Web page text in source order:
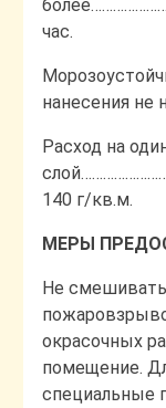
час.
нанесения не
Расход на
140 г/кв.м.
МЕРЫ
Не
окрасочных
помещение.
специальные